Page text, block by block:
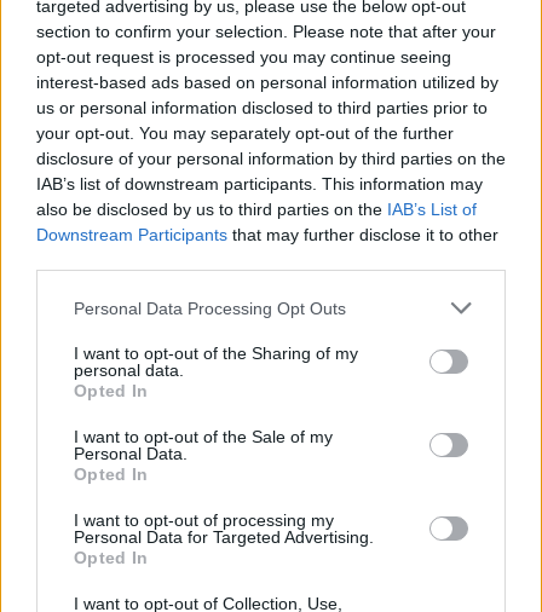
targeted advertising by us, please use the below opt-out
section to confirm your selection. Please note that after your
opt-out request is processed you may continue seeing
interest-based ads based on personal information utilized by
us or personal information disclosed to third parties prior to
your opt-out. You may separately opt-out of the further
disclosure of your personal information by third parties on the
IAB’s list of downstream participants. This information may
also be disclosed by us to third parties on the IAB’s List of
Downstream Participants that may further disclose it to other
Please note that this website/app uses one or more Google
not limited to your visit or usage behaviour. You may click to
grant or deny consent to Google and its third-party tags to
use your data for below specified purposes in below Google
consent section.
Personal Data Processing Opt Outs
I want to opt-out of the Sharing of my
personal data.
Opted In
I want to opt-out of the Sale of my
Personal Data.
Opted In
I want to opt-out of processing my
Personal Data for Targeted Advertising.
Opted In
I want to opt-out of Collection, Use,
kerámiaszobrokat mutatja be Ezer jellegzetesen
groteszk, fejtetőre állított művészeti univerzumából,
amelynek…
Recirquel @ The Times & The
Guardian